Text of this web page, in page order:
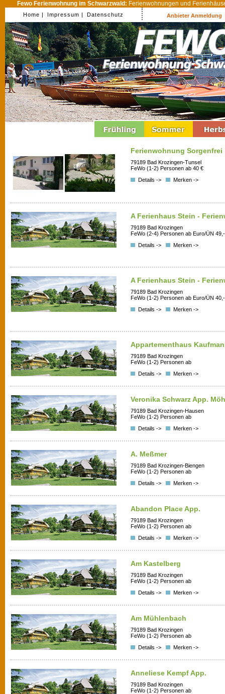
Fewo Ferienwohnung im Schwarzwald: Ferienwohnungen und
Home | Impressum | Datenschutz Anbieter Anmeldung
Ferienwohnung Sorgenfrei
79189 Bad Krozingen-Tunsel
FeWo (1-2) Personen ab 40 €
Details ->
Merken ->
A Ferienhaus Stein -
79189 Bad Krozingen
FeWo (2-4) Personen ab Euro/ÜN 49,-
Details ->
Merken ->
A Ferienhaus Stein -
79189 Bad Krozingen
FeWo (1-2) Personen ab Euro/ÜN 40,-
Details ->
Merken ->
Appartementhaus
79189 Bad Krozingen
FeWo (1-2) Personen ab
Details ->
Merken ->
Veronika Schwarz App.
79189 Bad Krozingen-Hausen
FeWo (1-2) Personen ab
Details ->
Merken ->
A. Meßmer
79189 Bad Krozingen-Biengen
FeWo (1-2) Personen ab
Details ->
Merken ->
Abandon Place App.
79189 Bad Krozingen
FeWo (1-2) Personen ab
Details ->
Merken ->
Am Kastelberg
79189 Bad Krozingen
FeWo (1-2) Personen ab
Details ->
Merken ->
Am Mühlenbach
79189 Bad Krozingen
FeWo (1-2) Personen ab
Details ->
Merken ->
Anneliese Kempf App.
79189 Bad Krozingen
FeWo (1-2) Personen ab